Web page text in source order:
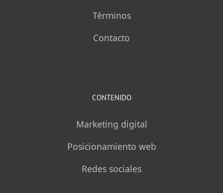
Términos
Contacto
CONTENIDO
Marketing digital
Posicionamiento web
Redes sociales